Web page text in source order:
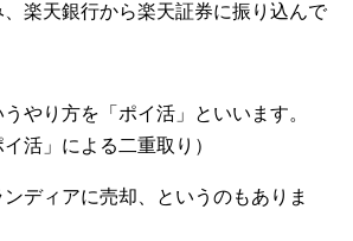
楽天銀行から楽天証券に振り込んで
やり方を「ポイ活」といいます。
活」による二重取り）
ディアに売却、というのもありま